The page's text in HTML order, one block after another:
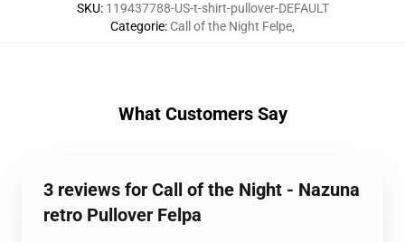
SKU: 119437788-US-t-shirt-pullover-DEFAULT
Categorie: Call of the Night Felpe,
What Customers Say
3 reviews for Call of the Night - Nazuna
retro Pullover Felpa